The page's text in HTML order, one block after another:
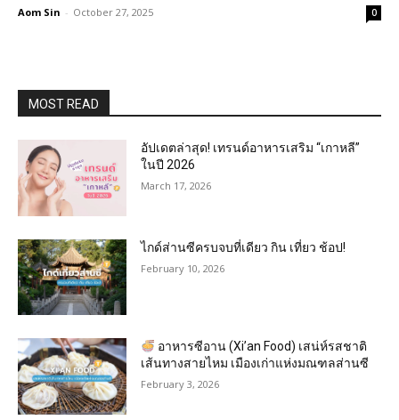
Aom Sin - October 27, 2025 0
MOST READ
อัปเดตล่าสุด! เทรนด์อาหารเสริม “เกาหลี”
ในปี 2026
March 17, 2026
ไกด์ส่านซีครบจบที่เดียว กิน เที่ยว ช้อป!
February 10, 2026
อาหารซีอาน (Xi’an Food) เสน่ห์รสชาติ
เส้นทางสายไหม เมืองเก่าแห่งมณฑลส่านซี
February 3, 2026